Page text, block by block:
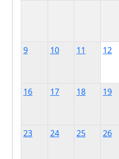
9 10 11 12
16 17 18 19
23 24 25 26